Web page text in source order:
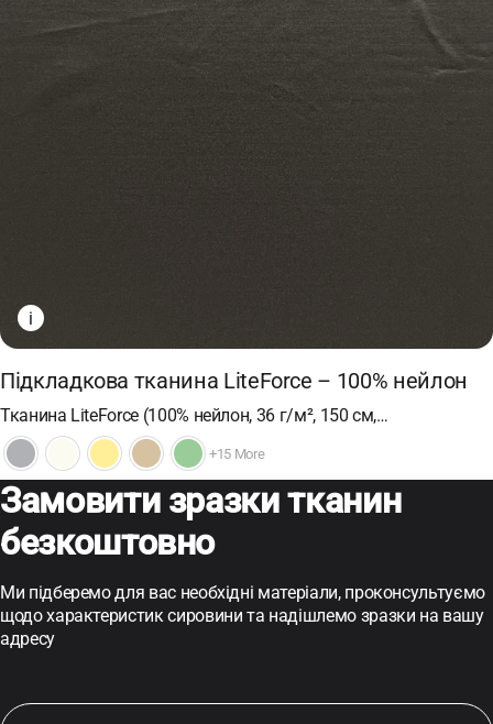
i
Підкладкова тканина LiteForce – 100% нейлон
Тканина LiteForce (100% нейлон, 36 г/м², 150 см,…
+15 More
Замовити зразки тканин
безкоштовно
Ми підберемо для вас необхідні матеріали, проконсультуємо
щодо характеристик сировини та надішлемо зразки на вашу
адресу